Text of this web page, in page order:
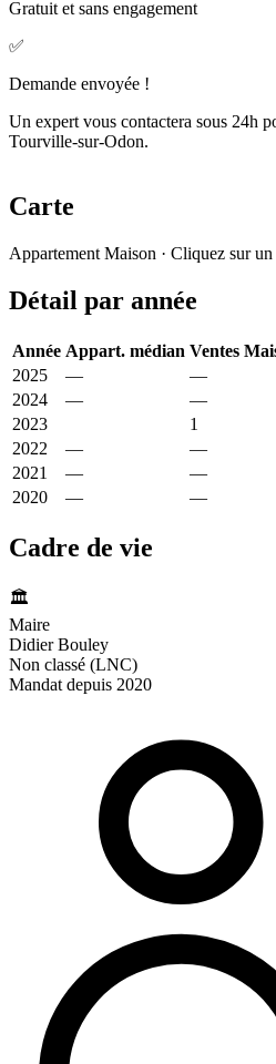
Gratuit et sans engagement
✅
Demande envoyée !
Un expert vous contactera sous 24h
Tourville-sur-Odon.
Carte
−
Appartement Maison · Cliquez sur
Détail par année
Année Appart. médian Ventes
2025
— —
2024
— —
2023
1
2022
— —
2021
— —
2020
— —
Cadre de vie
🏛️
Maire
Didier Bouley
Non classé (LNC)
Mandat depuis 2020